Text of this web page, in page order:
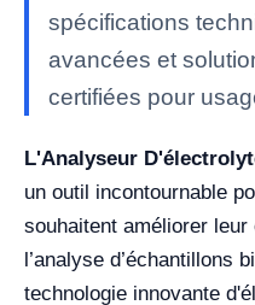
spécifications
avancées et
certifiées pour
L'Analyseur
un outil incontournable
souhaitent améliorer
l’analyse d’échantillons
technologie innovante